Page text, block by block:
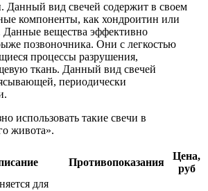
. Данный вид свечей содержит в своем
компоненты, как хондроитин или
Данные вещества эффективно
позвоночника. Они с легкостью
процессы разрушения,
ткань. Данный вид свечей
периодически
использовать такие свечи в
живота».
Противопоказания
Цена,
руб
для